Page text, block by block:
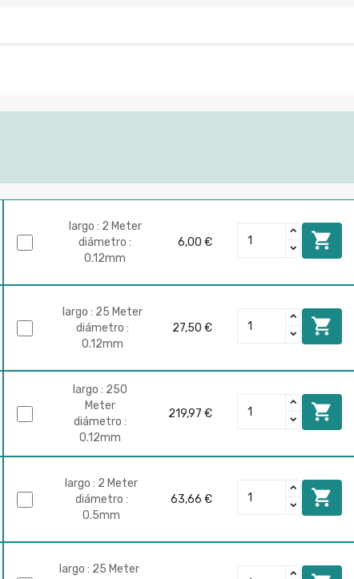
largo : 2 Meter
diámetro :
0.12mm
6,00 € 
largo : 25 Meter
diámetro :
0.12mm
27,50 € 
largo : 250
Meter
diámetro :
0.12mm
219,97 € 
largo : 2 Meter
diámetro :
0.5mm
63,66 € 
largo : 25 Meter